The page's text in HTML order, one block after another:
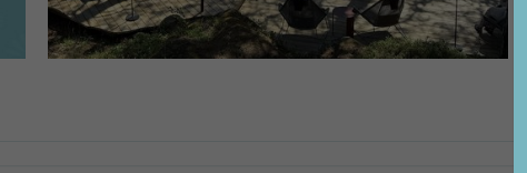
Så ökade elevernas förståelse för
inflammationsprocessen
kakor aktiverar
de
grundläggande